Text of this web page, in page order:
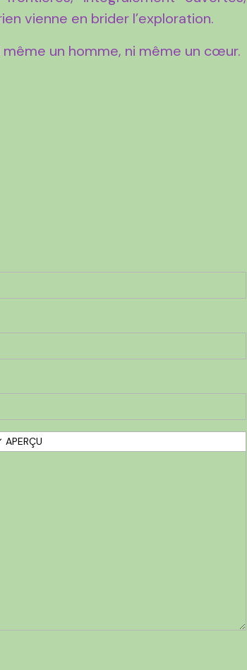
vienne en brider l’exploration.
même un homme, ni même un cœur.
APERÇU